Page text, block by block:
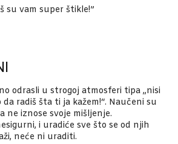
su vam super štikle!”
odrasli u strogoj atmosferi tipa „nisi
da radiš šta ti ja kažem!“. Naučeni su
ne iznose svoje mišljenje.
i uradiće sve što se od njih
neće ni uraditi.